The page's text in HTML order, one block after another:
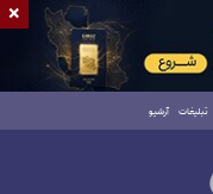
تبلیغات آرشیو
×